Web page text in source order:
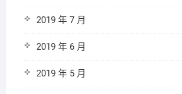
2019 年 7 月
2019 年 6 月
2019 年 5 月